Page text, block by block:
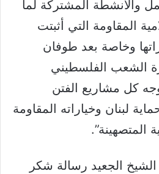
والأنشطة المشتركة لما
المقاومة التي أثبتت
وخاصة بعد طوفان
الشعب الفلسطيني
كل مشاريع الفتن
لبنان وخياراته المقاومة
المتصهينة”.
الشيخ الجعيد رسالة شكر